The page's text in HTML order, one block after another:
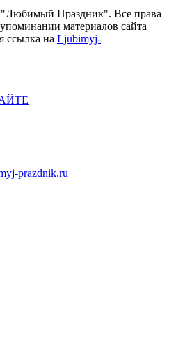
Праздник". Все права
материалов сайта
ссылка на Ljubimyj-
prazdnik.ru